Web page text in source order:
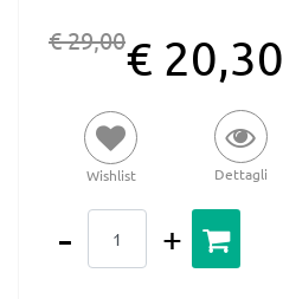
€ 29,00€ 20,30
Wishlist Dettagli